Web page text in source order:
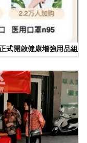
式開啟健康增強用品組